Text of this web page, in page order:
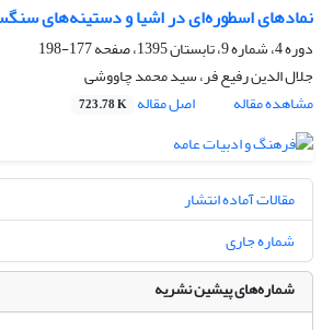
نمادهای اسطوره‌ای در اشیا و دستینه‌های
دوره 4، شماره 9، تابستان 1395، صفحه
177-198
جلال الدین رفیع فر، سید محمد چاووشی
مشاهده مقاله
اصل مقاله 723.78 K
مقالات آماده انتشار
شماره جاری
شماره‌های پیشین نشریه